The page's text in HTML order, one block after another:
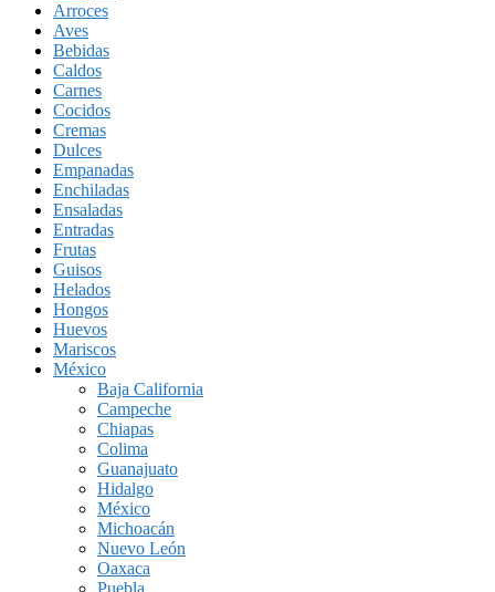
Arroces
Aves
Bebidas
Caldos
Carnes
Cocidos
Cremas
Dulces
Empanadas
Enchiladas
Ensaladas
Entradas
Frutas
Guisos
Helados
Hongos
Huevos
Mariscos
México
Baja California
Campeche
Chiapas
Colima
Guanajuato
Hidalgo
México
Michoacán
Nuevo León
Oaxaca
Puebla